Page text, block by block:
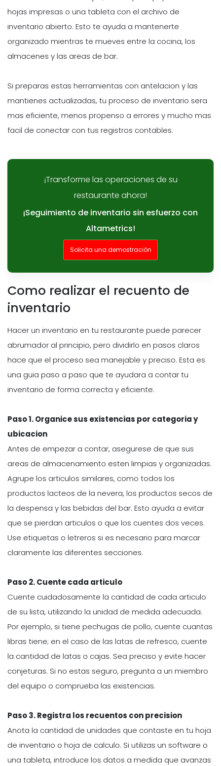
hojas impresas o una tableta con el archivo de
inventario abierto. Esto te ayuda a mantenerte
organizado mientras te mueves entre la cocina, los
almacenes y las areas de bar.
Si preparas estas herramientas con antelacion y las
mantienes actualizadas, tu proceso de inventario sera
mas eficiente, menos propenso a errores y mucho mas
facil de conectar con tus registros contables.
¡Transforme las operaciones de su
restaurante ahora!
¡Seguimiento de inventario sin esfuerzo con
Altametrics!
Solicita una demostración
Como realizar el recuento de
inventario
Hacer un inventario en tu restaurante puede parecer
abrumador al principio, pero dividirlo en pasos claros
hace que el proceso sea manejable y preciso. Esta es
una guia paso a paso que te ayudara a contar tu
inventario de forma correcta y eficiente.
Paso 1. Organice sus existencias por categoria y
ubicacion
Antes de empezar a contar, asegurese de que sus
areas de almacenamiento esten limpias y organizadas.
Agrupe los articulos similares, como todos los
productos lacteos de la nevera, los productos secos de
la despensa y las bebidas del bar. Esto ayuda a evitar
que se pierdan articulos o que los cuentes dos veces.
Use etiquetas o letreros si es necesario para marcar
claramente las diferentes secciones.
Paso 2. Cuente cada articulo
Cuente cuidadosamente la cantidad de cada articulo
de su lista, utilizando la unidad de medida adecuada.
Por ejemplo, si tiene pechugas de pollo, cuente cuantas
libras tiene; en el caso de las latas de refresco, cuente
la cantidad de latas o cajas. Sea preciso y evite hacer
conjeturas. Si no estas seguro, pregunta a un miembro
del equipo o comprueba las existencias.
Paso 3. Registra los recuentos con precision
Anota la cantidad de unidades que contaste en tu hoja
de inventario o hoja de calculo. Si utilizas un software o
una tableta, introduce los datos a medida que avanzas